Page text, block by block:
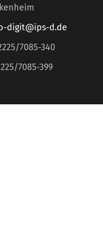
digit@ips-d.de
7085-340
7085-399